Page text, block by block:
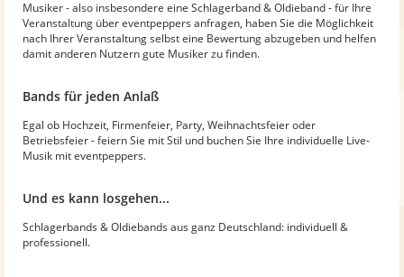
Musiker - also insbesondere eine Schlagerband & Oldieband - für Ihre
Veranstaltung über eventpeppers anfragen, haben Sie die Möglichkeit
nach Ihrer Veranstaltung selbst eine Bewertung abzugeben und helfen
damit anderen Nutzern gute Musiker zu finden.
Bands für jeden Anlaß
Egal ob Hochzeit, Firmenfeier, Party, Weihnachtsfeier oder
Betriebsfeier - feiern Sie mit Stil und buchen Sie Ihre individuelle Live-
Musik mit eventpeppers.
Und es kann losgehen...
Schlagerbands & Oldiebands aus ganz Deutschland: individuell &
professionell.